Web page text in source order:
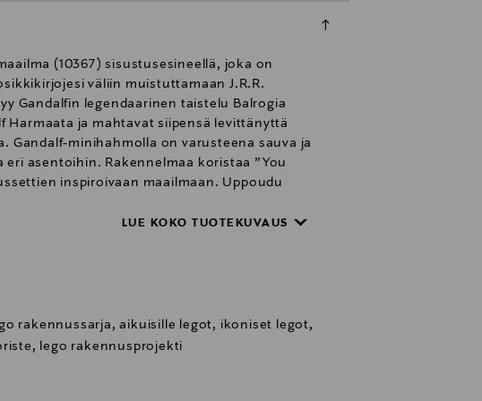
(10367) sisustusesineellä, joka on
väliin muistuttamaan J.R.R.
Gandalfin legendaarinen taistelu Balrogia
Harmaata ja mahtavat siipensä levittänyttä
Gandalf-minihahmolla on varusteena sauva ja
asentoihin. Rakennelmaa koristaa ”You
inspiroivaan maailmaan. Uppoudu
LUE KOKO TUOTEKUVAUS
rakennussarja, aikuisille legot, ikoniset legot,
lego rakennusprojekti